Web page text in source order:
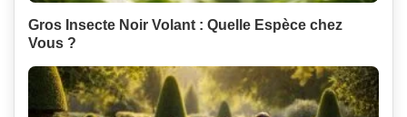
Gros Insecte Noir Volant : Quelle Espèce chez
Vous ?